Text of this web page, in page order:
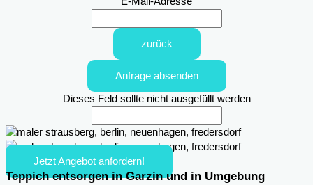
zurück
Anfrage absenden
Dieses Feld sollte nicht ausgefüllt werden
Jetzt Angebot anfordern!
Teppich entsorgen in Garzin und in Umgebung